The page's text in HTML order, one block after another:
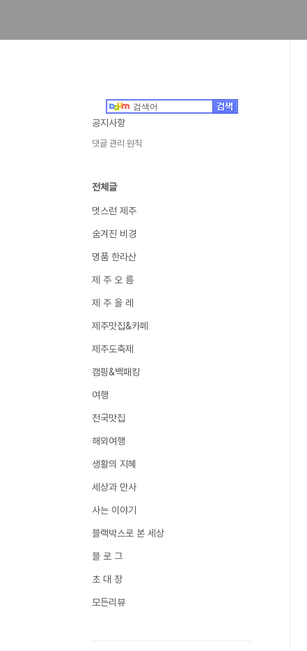
공지사항
댓글 관리 원칙
전체글
멋스런 제주
숨겨진 비경
명품 한라산
제 주 오 름
제 주 올 레
제주맛집&카페
제주도축제
캠핑&백패킹
여행
전국맛집
해외여행
생활의 지혜
세상과 만사
사는 이야기
블랙박스로 본 세상
블 로 그
초 대 장
모든리뷰